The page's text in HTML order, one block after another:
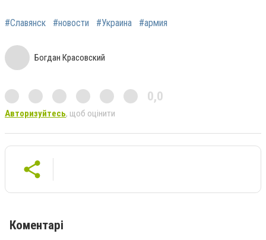
#Славянск #новости #Украина #армия
Богдан Красовский
0,0
Авторизуйтесь, щоб оцінити
Коментарі